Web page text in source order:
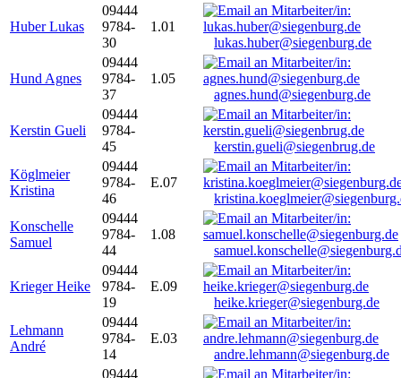
Huber Lukas
09444
9784-
30
1.01
lukas.huber@siegenburg.de
Hund Agnes
09444
9784-
37
1.05
agnes.hund@siegenburg.de
Kerstin Gueli
09444
9784-
45
kerstin.gueli@siegenbrug.de
Köglmeier
Kristina
09444
9784-
46
E.07
Konschelle
Samuel
09444
9784-
44
1.08
Krieger Heike
09444
9784-
19
E.09
heike.krieger@siegenburg.de
Lehmann
André
09444
9784-
14
E.03
andre.lehmann@siegenburg.de
09444